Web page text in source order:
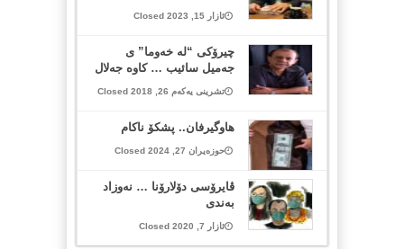
ئازار 15, 2023 Closed
چیرۆکی “لە خەوما” ى
جەمیل سائیب … کاوە جەلال
تشرینی یەکەم 26, 2018 Closed
هاوگیرفان.. پشکۆ ناکام
حوزەیران 27, 2024 Closed
ڤایرۆسی دۆلارۆنا … نەوزاد
بەندی
ئازار 7, 2020 Closed